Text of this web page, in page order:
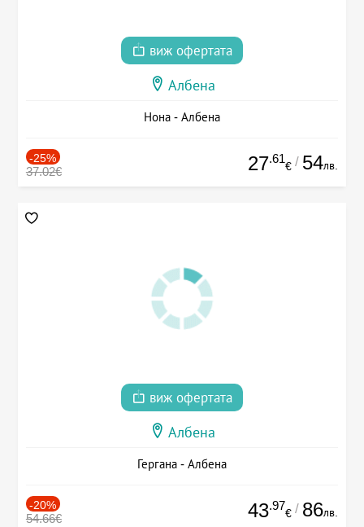
виж офертата
Албена
Нона - Албена
-25%
37.02€ 27.61
€ / 54лв.
виж офертата
Албена
Гергана - Албена
-20%
54.66€ 43.97
€ / 86лв.